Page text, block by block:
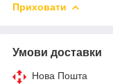
Приховати
Умови доставки
Нова Пошта